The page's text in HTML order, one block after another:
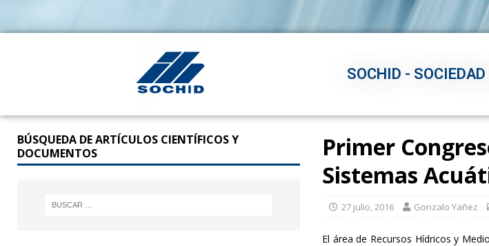
SOCHID -
Primer
Sistemas
27 julio, 2016 Gonzalo Yañez
El área de Recursos Hídricos y
BÚSQUEDA DE ARTÍCULOS CIENTÍFICOS Y
DOCUMENTOS